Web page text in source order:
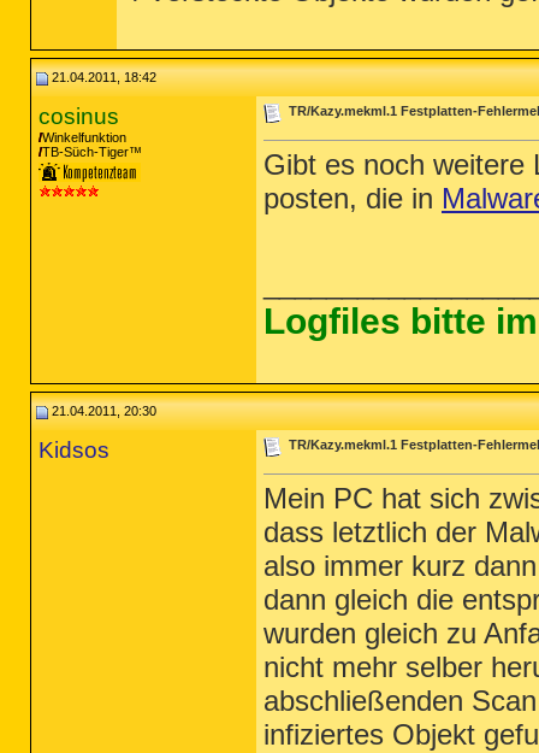
21.04.2011, 18:42
cosinus
Winkelfunktion
TB-Süch-Tiger™
TR/Kazy.mekml.1 Festplatten-
Gibt es noch weitere
posten, die in
Logfiles bitte
21.04.2011, 20:30
Kidsos TR/Kazy.mekml.1 Festplatten-
Mein PC hat sich
dass letztlich der
also immer kurz
dann gleich die
wurden gleich zu
nicht mehr selber
abschließenden
infiziertes Objekt